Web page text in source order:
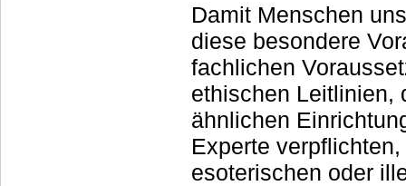
Damit Menschen
diese besondere
fachlichen
ethischen Leitlinien,
ähnlichen
Experte
esoterischen oder